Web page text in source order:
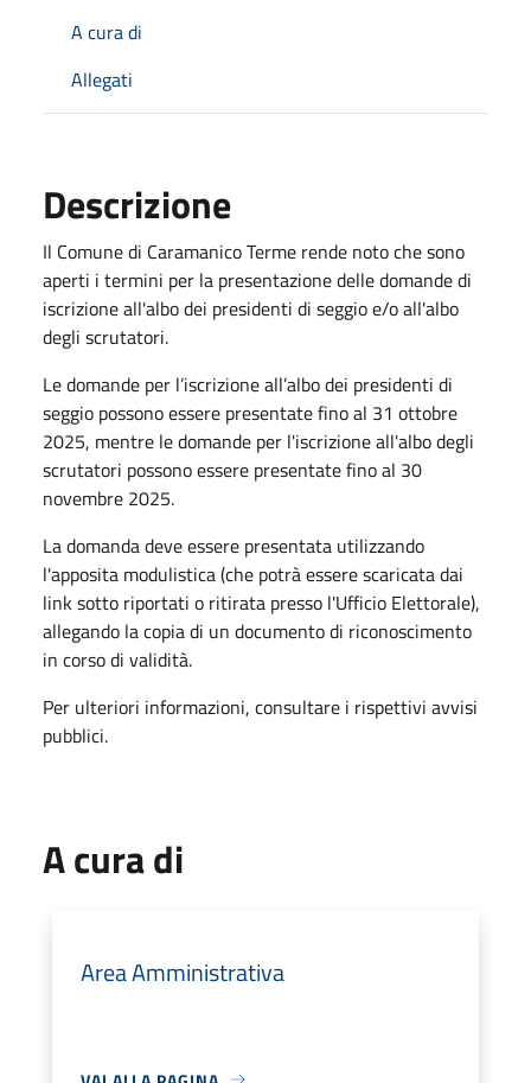
A cura di
Allegati
Descrizione
Il Comune di Caramanico Terme rende noto che sono
aperti i termini per la presentazione delle domande di
iscrizione all'albo dei presidenti di seggio e/o all'albo
degli scrutatori.
Le domande per l’iscrizione all’albo dei presidenti di
seggio possono essere presentate fino al 31 ottobre
2025, mentre le domande per l'iscrizione all'albo degli
scrutatori possono essere presentate fino al 30
novembre 2025.
La domanda deve essere presentata utilizzando
l'apposita modulistica (che potrà essere scaricata dai
link sotto riportati o ritirata presso l'Ufficio Elettorale),
allegando la copia di un documento di riconoscimento
in corso di validità.
Per ulteriori informazioni, consultare i rispettivi avvisi
pubblici.
A cura di
Area Amministrativa